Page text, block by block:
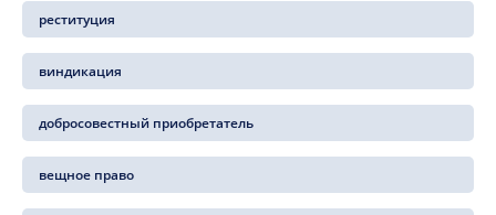
реституция
виндикация
добросовестный приобретатель
вещное право